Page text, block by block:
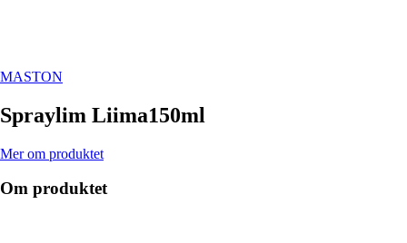
MASTON
Spraylim Liima150ml
Mer om produktet
Om produktet